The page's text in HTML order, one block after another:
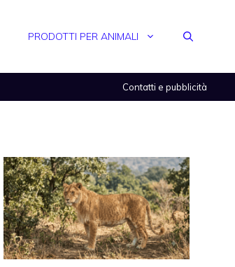
PRODOTTI PER ANIMALI
Contatti e pubblicità